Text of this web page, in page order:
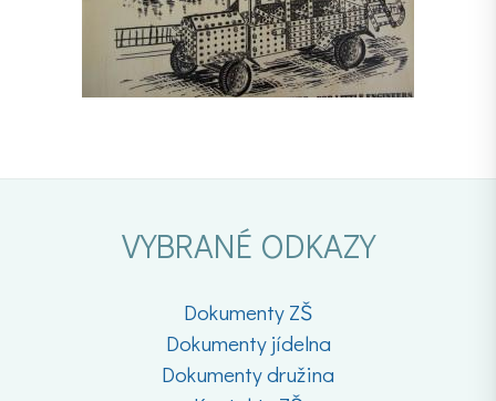
VYBRANÉ ODKAZY
Dokumenty ZŠ
Dokumenty jídelna
Dokumenty družina